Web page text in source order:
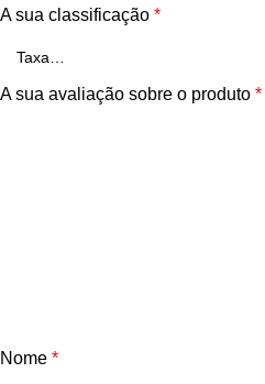
A sua classificação *
A sua avaliação sobre o produto *
Nome *